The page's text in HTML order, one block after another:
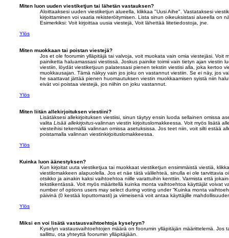
Miten luon uuden viestiketjun tai lähetän vastauksen?
Aloittaaksesi uuden viestiketjun alueella, klikkaa "Uusi Aihe". Vastataksesi
kirjoittaminen voi vaatia rekisteröitymisen. Lista sinun oikeuksistasi alueella on
Esimerkiksi: Voit kirjoittaa uusia viestejä, Voit lähettää liitetiedostoja, jne.
Ylös
Miten muokkaan tai poistan viestejä?
Jos et ole foorumin ylläpitäjä tai valvoja, voit muokata vain omia viestejäsi. Voit
painiketta haluamassasi viestissä. Joskus painike toimii vain tietyn ajan viestin
viestiin, löydät viestiketjuun palatessasi pienen tekstin viestisi alla, joka kertoo
muokkausajan. Tämä näkyy vain jos joku on vastannut viestiin. Se ei näy, jos
he saattavat jättää pienen huomautuksen viestin muokkaamisen syistä niin
eivät voi poistaa viestejä, jos niihin on joku vastannut.
Ylös
Miten liitän allekirjoituksen viestiini?
Lisätäksesi allekirjoituksen viestiisi, sinun täytyy ensin luoda sellainen omissa
valita Lisää allekirjoitus-valinnan viestin kirjoituslomakkeessa. Voit myös lisätä
viesteihisi tekemällä valinnan omissa asetuksissa. Jos teet niin, voit silti estää
poistamalla valinnan viestinkirjoituslomakkeessa.
Ylös
Kuinka luon äänestyksen?
Kun kirjoitat uuta viestiketjua tai muokkaat viestiketjun ensimmäistä viestiä,
viestilomakkeen alapuolella. Jos et näe tätä välilehteä, sinulla ei ole tarvittavia
otsikko ja ainakin kaksi vaihtoehtoa niille varattuihin kenttiin. Varmista että
tekstikentässä. Voit myös määritellä kuinka monta vaihtoehtoa käyttäjät voivat
number of options users may select during voting under “Kuinka monta
päivinä (0 kestää loputtomasti) ja viimeisenä voit antaa käyttäjille
Ylös
Miksi en voi lisätä vastausvaihtoehtoja kyselyyn?
Kyselyn vastausvaihtoehtojen määrä on foorumin ylläpitäjän määrittelemä. Jos
sallittu, ota yhteyttä foorumin ylläpitäjään.